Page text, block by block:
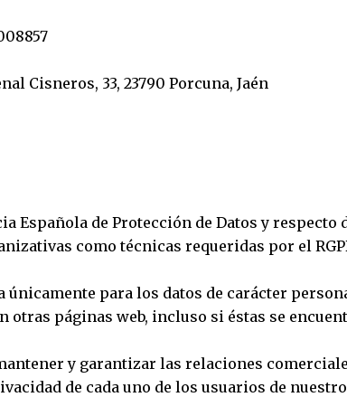
Cisneros, 33, 23790 Porcuna, Jaén
Española de Protección de Datos y respecto
como técnicas requeridas por el
para los datos de carácter
páginas web, incluso si éstas se
y garantizar las relaciones
de cada uno de los usuarios de